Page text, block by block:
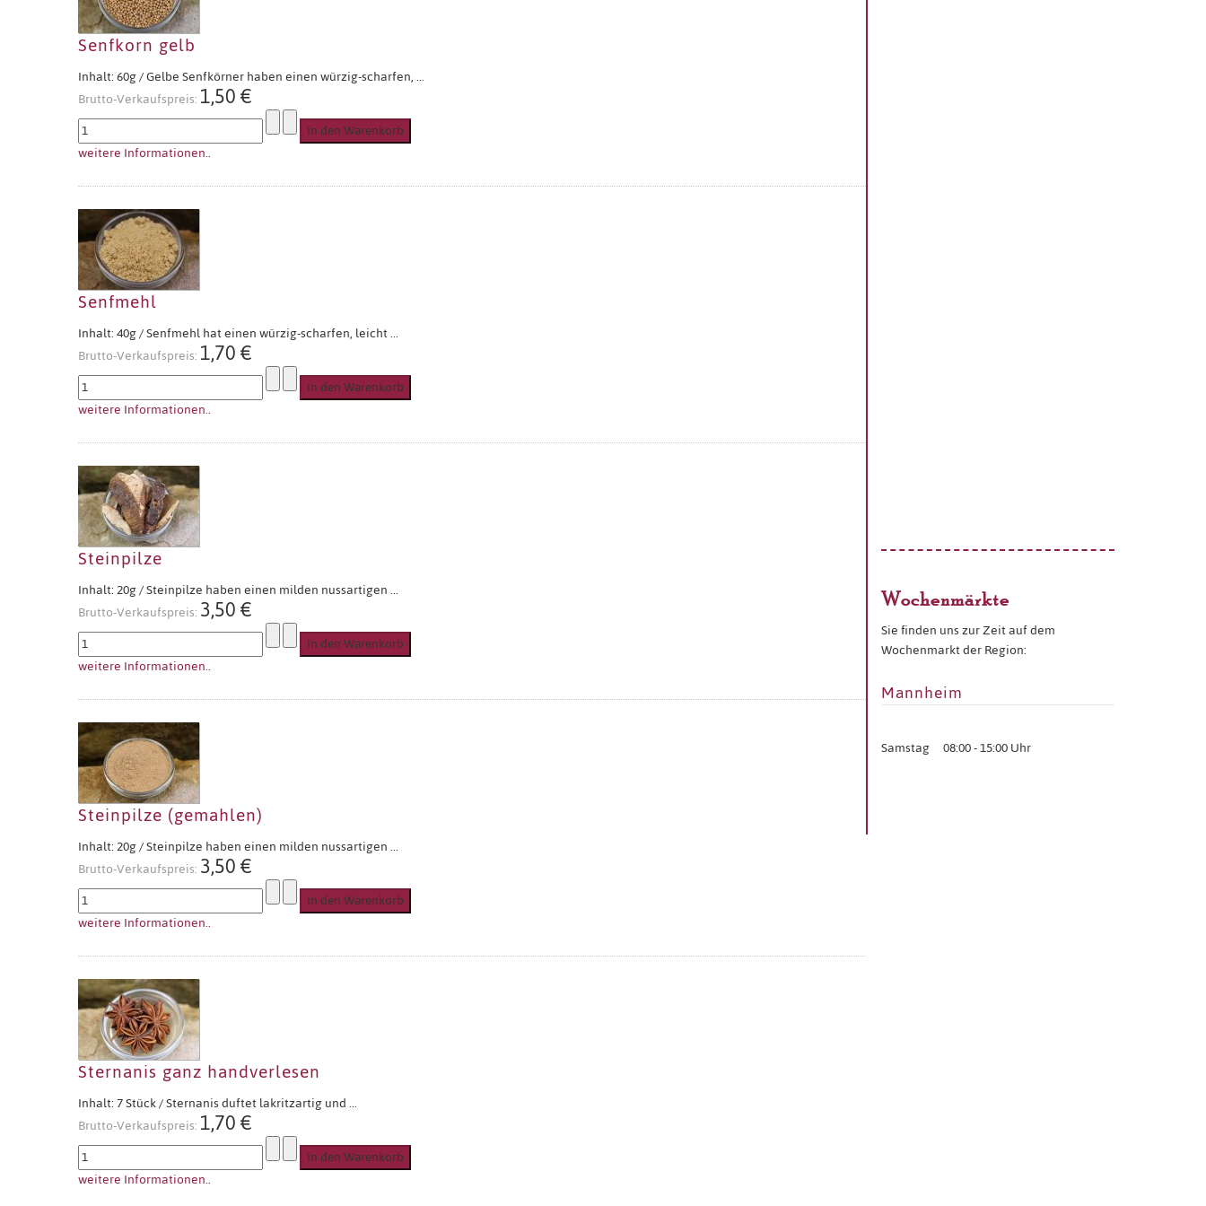
Senfkorn gelb
Inhalt: 60g / Gelbe Senfkörner haben einen würzig-scharfen, ...
Brutto-Verkaufspreis:1,50 €
weitere Informationen..
Senfmehl
Inhalt: 40g / Senfmehl hat einen würzig-scharfen, leicht ...
Brutto-Verkaufspreis:1,70 €
weitere Informationen..
Steinpilze
Inhalt: 20g / Steinpilze haben einen milden nussartigen ...
Brutto-Verkaufspreis:3,50 €
weitere Informationen..
Steinpilze (gemahlen)
Inhalt: 20g / Steinpilze haben einen milden nussartigen ...
Brutto-Verkaufspreis:3,50 €
weitere Informationen..
Sternanis ganz handverlesen
Inhalt: 7 Stück / Sternanis duftet lakritzartig und ...
Brutto-Verkaufspreis:1,70 €
weitere Informationen..
Wochenmärkte
Sie finden uns zur Zeit auf dem
Wochenmarkt der Region:
Mannheim
Samstag 08:00 - 15:00 Uhr